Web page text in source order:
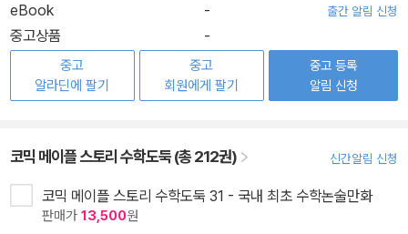
eBook
- 출간 알림 신청
중고상품 -
중고
알라딘에 팔기
중고
회원에게 팔기
중고 등록
알림 신청
코믹 메이플 스토리 수학도둑 (총 212권) 신간알림 신청
코믹 메이플 스토리 수학도둑 31 - 국내 최초 수학논술만화
판매가 13,500원